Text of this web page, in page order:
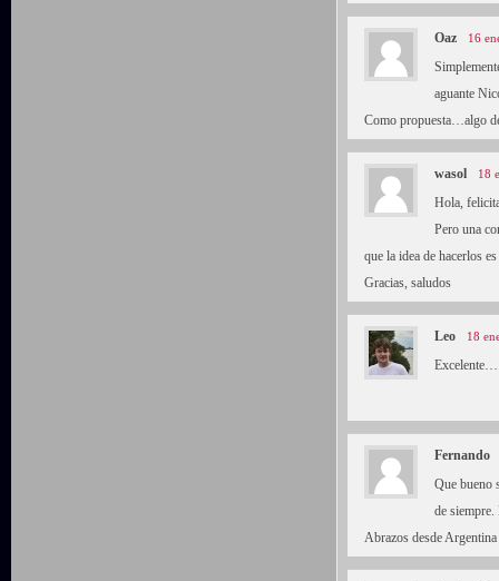
Oaz 16
aguante
Como propuesta…algo
wasol 18
Hola,
Pero una
que la idea de hacerlos
Gracias, saludos
Leo 18
Fernando
Que bueno
de
Abrazos desde Argentina